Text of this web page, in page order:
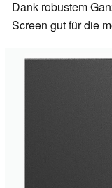
Dank robustem
Screen gut für die